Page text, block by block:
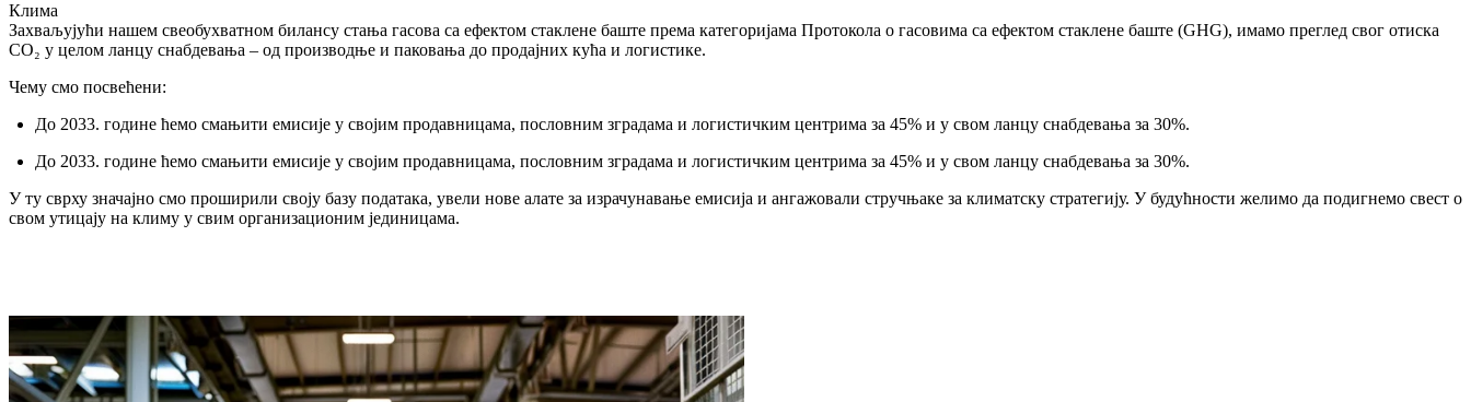
Клима
Захваљујући нашем свеобухватном билансу стања гасова са ефектом стаклене баште према категоријама Протокола о гасовима са ефектом стаклене баште (GHG), имамо преглед свог отиска
CO₂ у целом ланцу снабдевања – од производње и паковања до продајних кућа и логистике.
Чему смо посвећени:
До 2033. године ћемо смањити емисије у својим продавницама, пословним зградама и логистичким центрима за 45% и у свом ланцу снабдевања за 30%.
До 2033. године ћемо смањити емисије у својим продавницама, пословним зградама и логистичким центрима за 45% и у свом ланцу снабдевања за 30%.
У ту сврху значајно смо проширили своју базу података, увели нове алате за израчунавање емисија и ангажовали стручњаке за климатску стратегију. У будућности желимо да подигнемо свест о
свом утицају на климу у свим организационим јединицама.